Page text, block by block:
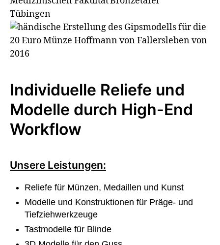
Individuelle Reliefe und
Modelle durch High-End
Workflow
Unsere Leistungen:
Reliefe für Münzen, Medaillen und Kunst
Modelle und Konstruktionen für Präge- und
Tiefziehwerkzeuge
Tastmodelle für Blinde